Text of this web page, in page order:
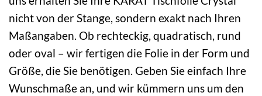
nicht von der Stange, sondern exakt nach Ihren
Maßangaben. Ob rechteckig, quadratisch, rund
oder oval – wir fertigen die Folie in der Form und
Größe, die Sie benötigen. Geben Sie einfach Ihre
Wunschmaße an, und wir kümmern uns um den